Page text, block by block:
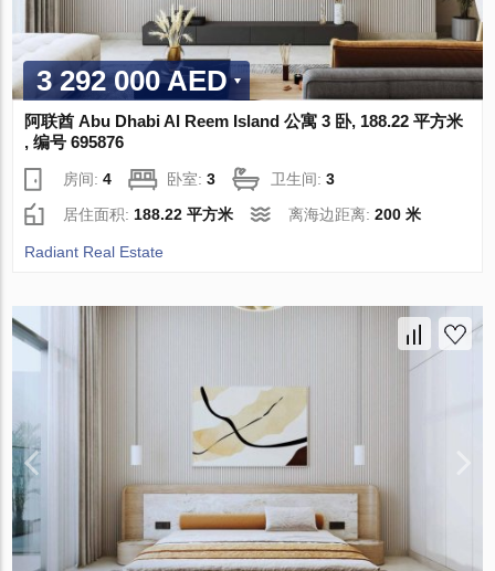
3 292 000 AED
阿联酋 Abu Dhabi Al Reem Island 公寓 3 卧, 188.22 平方米
, 编号 695876
房间:4 卧室:3 卫生间:3
居住面积: 188.22 平方米 离海边距离:200 米
Radiant Real Estate